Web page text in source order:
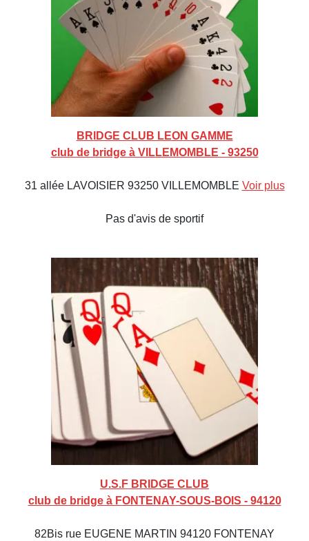
BRIDGE CLUB LEON GAMME
club de bridge à VILLEMOMBLE - 93250
31 allée LAVOISIER 93250 VILLEMOMBLE Voir plus
Pas d'avis de sportif
U.S.F BRIDGE CLUB
club de bridge à FONTENAY-SOUS-BOIS - 94120
82Bis rue EUGENE MARTIN 94120 FONTENAY